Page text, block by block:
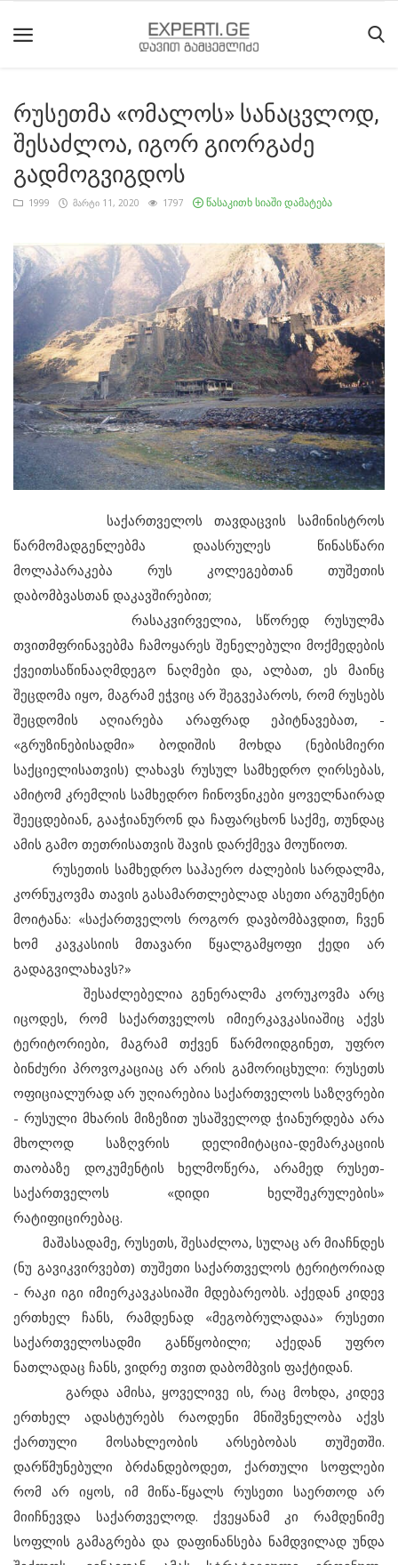
მთავარი
მიმდინარე
მოვლენები
შესახებ
ეროვნული
მოძრაობის
ისტორია
სტატიები
რუსეთმა «ომალოს» სანაცვლოდ,
შესაძლოა, იგორ გიორგაძე
გადმოგვიგდოს
1999 მარტი 11, 2020 1797 წასაკითხ სიაში დამატება
საქართველოს თავდაცვის სამინისტროს
წარმომადგენლებმა დაასრულეს წინასწარი
მოლაპარაკება რუს კოლეგებთან თუშეთის
დაბომბვასთან დაკავშირებით;
რასაკვირველია, სწორედ რუსულმა
თვითმფრინავებმა ჩამოყარეს შენელებული მოქმედების
ქვეითსაწინააღმდეგო ნაღმები და, ალბათ, ეს მაინც
შეცდომა იყო, მაგრამ ეჭვიც არ შეგვეპაროს, რომ რუსებს
შეცდომის აღიარება არაფრად ეპიტნავებათ, -
«გრუზინებისადმი» ბოდიშის მოხდა (ნებისმიერი
საქციელისათვის) ლახავს რუსულ სამხედრო ღირსებას,
ამიტომ კრემლის სამხედრო ჩინოვნიკები ყოველნაირად
შეეცდებიან, გააჭიანურონ და ჩაფარცხონ საქმე, თუნდაც
ამის გამო თეთრისათვის შავის დარქმევა მოუწიოთ.
რუსეთის სამხედრო საჰაერო ძალების სარდალმა,
კორნუკოვმა თავის გასამართლებლად ასეთი არგუმენტი
მოიტანა: «საქართველოს როგორ დავბომბავდით, ჩვენ
ხომ კავკასიის მთავარი წყალგამყოფი ქედი არ
გადაგვილახავს?»
შესაძლებელია გენერალმა კორუკოვმა არც
იცოდეს, რომ საქართველოს იმიერკავკასიაშიც აქვს
ტერიტორიები, მაგრამ თქვენ წარმოიდგინეთ, უფრო
ბინძური პროვოკაციაც არ არის გამორიცხული: რუსეთს
ოფიციალურად არ უღიარებია საქართველოს საზღვრები
- რუსული მხარის მიზეზით უსაშველოდ ჭიანურდება არა
მხოლოდ საზღვრის დელიმიტაცია-დემარკაციის
თაობაზე დოკუმენტის ხელმოწერა, არამედ რუსეთ-
საქართველოს «დიდი ხელშეკრულების»
რატიფიცირებაც.
მაშასადამე, რუსეთს, შესაძლოა, სულაც არ მიაჩნდეს
(ნუ გავიკვირვებთ) თუშეთი საქართველოს ტერიტორიად
- რაკი იგი იმიერკავკასიაში მდებარეობს. აქედან კიდევ
ერთხელ ჩანს, რამდენად «მეგობრულადაა» რუსეთი
საქართველოსადმი განწყობილი; აქედან უფრო
ნათლადაც ჩანს, ვიდრე თვით დაბომბვის ფაქტიდან.
გარდა ამისა, ყოველივე ის, რაც მოხდა, კიდევ
ერთხელ ადასტურებს რაოდენი მნიშვნელობა აქვს
ქართული მოსახლეობის არსებობას თუშეთში.
დარწმუნებული ბრძანდებოდეთ, ქართული სოფლები
რომ არ იყოს, იმ მიწა-წყალს რუსეთი საერთოდ არ
მიიჩნევდა საქართველოდ. ქვეყანამ კი რამდენიმე
სოფლის გამაგრება და დაფინანსება ნამდვილად უნდა